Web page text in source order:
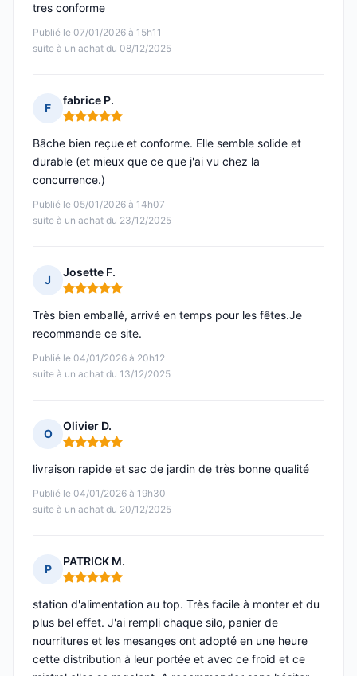
Publié le 07/01/2026 à 15h11
suite à un achat du 08/12/2025
tres conforme
F
fabrice P.
Note : 5 sur 5
Publié le 05/01/2026 à 14h07
suite à un achat du 23/12/2025
Bâche bien reçue et conforme. Elle semble solide et
durable (et mieux que ce que j'ai vu chez la
concurrence.)
J
Josette F.
Note : 5 sur 5
Publié le 04/01/2026 à 20h12
suite à un achat du 13/12/2025
Très bien emballé, arrivé en temps pour les fêtes.Je
recommande ce site.
O
Olivier D.
Note : 5 sur 5
Publié le 04/01/2026 à 19h30
suite à un achat du 20/12/2025
livraison rapide et sac de jardin de très bonne qualité
P
PATRICK M.
Note : 5 sur 5
station d'alimentation au top. Très facile à monter et du
plus bel effet. J'ai rempli chaque silo, panier de
nourritures et les mesanges ont adopté en une heure
cette distribution à leur portée et avec ce froid et ce